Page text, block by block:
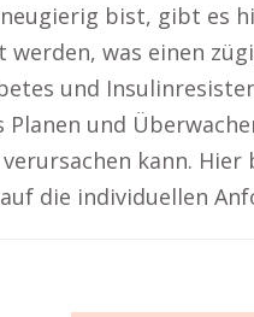
bist, gibt es
was einen
und
Planen und
kann.
die individuellen